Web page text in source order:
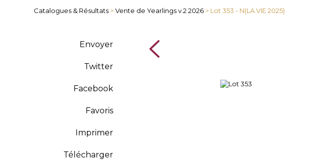
Catalogues & Résultats >Vente de Yearlings v.2 2026 > Lot 353 - N(LA VIE 2025)
Envoyer
Twitter
Facebook
Favoris
Imprimer
Télécharger